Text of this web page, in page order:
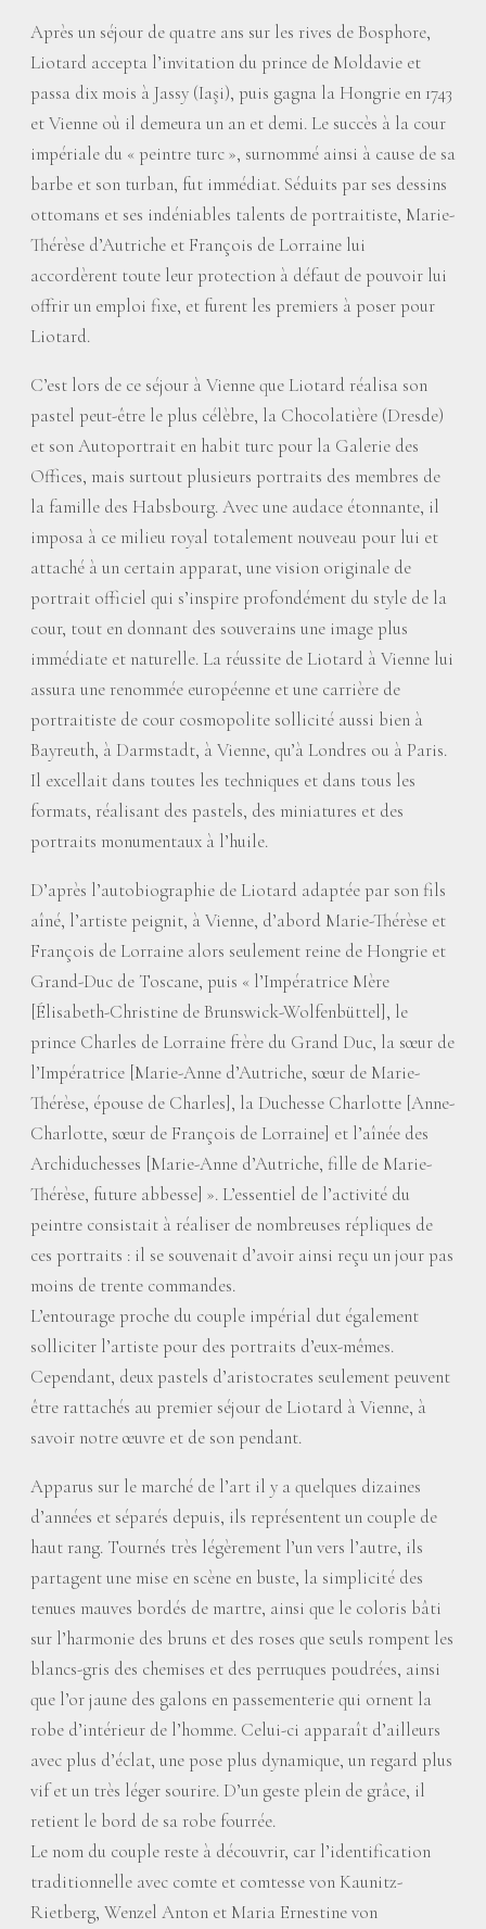
Après un séjour de quatre ans sur les rives de Bosphore,
Liotard accepta l’invitation du prince de Moldavie et
passa dix mois à Jassy (Iaşi), puis gagna la Hongrie en 1743
et Vienne où il demeura un an et demi. Le succès à la cour
impériale du « peintre turc», surnommé ainsi à cause de sa
barbe et son turban, fut immédiat. Séduits par ses dessins
ottomans et ses indéniables talents de portraitiste, Marie-
Thérèse d’Autriche et François de Lorraine lui
accordèrent toute leur protection à défaut de pouvoir lui
offrir un emploi fixe, et furent les premiers à poser pour
Liotard.
C’est lors de ce séjour à Vienne que Liotard réalisa son
pastel peut-être le plus célèbre, la Chocolatière (Dresde)
et son Autoportrait en habit turc pour la Galerie des
Offices, mais surtout plusieurs portraits des membres de
la famille des Habsbourg. Avec une audace étonnante, il
imposa à ce milieu royal totalement nouveau pour lui et
attaché à un certain apparat, une vision originale de
portrait officiel qui s’inspire profondément du style de la
cour, tout en donnant des souverains une image plus
immédiate et naturelle. La réussite de Liotard à Vienne lui
assura une renommée européenne et une carrière de
portraitiste de cour cosmopolite sollicité aussi bien à
Bayreuth, à Darmstadt, à Vienne, qu’à Londres ou à Paris.
Il excellait dans toutes les techniques et dans tous les
formats, réalisant des pastels, des miniatures et des
portraits monumentaux à l’huile.
D’après l’autobiographie de Liotard adaptée par son fils
aîné, l’artiste peignit, à Vienne, d’abord Marie-Thérèse et
François de Lorraine alors seulement reine de Hongrie et
Grand-Duc de Toscane, puis « l’Impératrice Mère
[Élisabeth-Christine de Brunswick-Wolfenbüttel], le
prince Charles de Lorraine frère du Grand Duc, la sœur de
l’Impératrice [Marie-Anne d’Autriche, sœur de Marie-
Thérèse, épouse de Charles], la Duchesse Charlotte [Anne-
Charlotte, sœur de François de Lorraine] et l’aînée des
Archiduchesses [Marie-Anne d’Autriche, fille de Marie-
Thérèse, future abbesse] ». L’essentiel de l’activité du
peintre consistait à réaliser de nombreuses répliques de
ces portraits : il se souvenait d’avoir ainsi reçu un jour pas
moins de trente commandes.
L’entourage proche du couple impérial dut également
solliciter l’artiste pour des portraits d’eux-mêmes.
Cependant, deux pastels d’aristocrates seulement peuvent
être rattachés au premier séjour de Liotard à Vienne, à
savoir notre œuvre et de son pendant.
Apparus sur le marché de l’art il y a quelques dizaines
d’années et séparés depuis, ils représentent un couple de
haut rang. Tournés très légèrement l’un vers l’autre, ils
partagent une mise en scène en buste, la simplicité des
tenues mauves bordés de martre, ainsi que le coloris bâti
sur l’harmonie des bruns et des roses que seuls rompent les
blancs-gris des chemises et des perruques poudrées, ainsi
que l’or jaune des galons en passementerie qui ornent la
robe d’intérieur de l’homme. Celui-ci apparaît d’ailleurs
avec plus d’éclat, une pose plus dynamique, un regard plus
vif et un très léger sourire. D’un geste plein de grâce, il
retient le bord de sa robe fourrée.
Le nom du couple reste à découvrir, car l’identification
traditionnelle avec comte et comtesse von Kaunitz-
Rietberg, Wenzel Anton et Maria Ernestine von